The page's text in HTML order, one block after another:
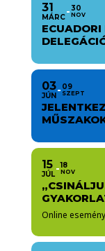
31
MÁRC
30
NOV
03
JÚN
09
SZEPT
15
JÚL
18
NOV
Online esemény